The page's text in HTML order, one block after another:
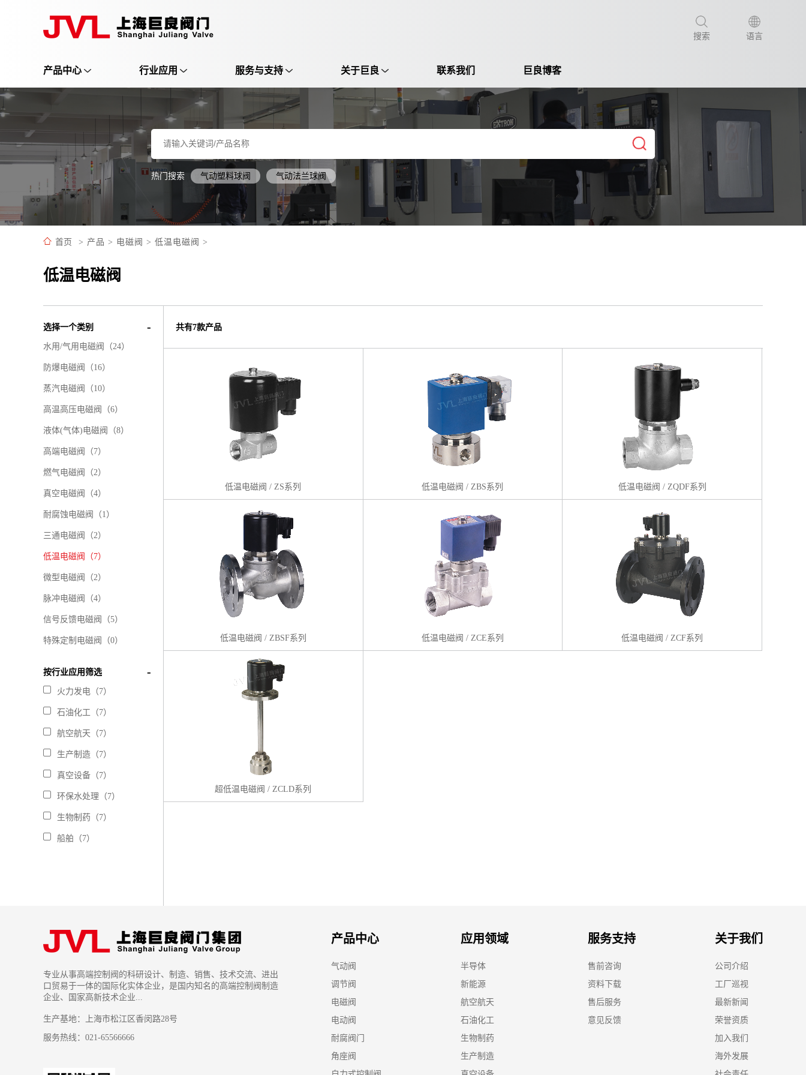
搜索 语言
产品中心 行业应用 服务与支持 关于巨良 联系我们 巨良博客
选择语言:
中文 / Chinese
热门搜索 气动塑料球阀 气动法兰球阀
首页 > 产品 > 电磁阀 > 低温电磁阀 >
低温电磁阀
选择一个类别
水用/气用电磁阀（24）
防爆电磁阀（16）
蒸汽电磁阀（10）
高温高压电磁阀（6）
液体(气体)电磁阀（8）
高端电磁阀（7）
燃气电磁阀（2）
真空电磁阀（4）
耐腐蚀电磁阀（1）
三通电磁阀（2）
低温电磁阀（7）
微型电磁阀（2）
脉冲电磁阀（4）
信号反馈电磁阀（5）
特殊定制电磁阀（0）
按行业应用筛选
火力发电（7）
石油化工（7）
航空航天（7）
生产制造（7）
真空设备（7）
环保水处理（7）
生物制药（7）
船舶（7）
共有7款产品
低温电磁阀 / ZS系列 低温电磁阀 / ZBS系列 低温电磁阀 / ZQDF系列
低温电磁阀 / ZBSF系列 低温电磁阀 / ZCE系列 低温电磁阀 / ZCF系列
超低温电磁阀 / ZCLD系列
专业从事高端控制阀的科研设计、制造、销售、技术交流、进出
口贸易于一体的国际化实体企业，是国内知名的高端控制阀制造
企业、国家高新技术企业...
生产基地：上海市松江区香闵路28号
服务热线：021-65566666
产品中心
气动阀
调节阀
电磁阀
电动阀
耐腐阀门
角座阀
应用领域
半导体
新能源
航空航天
石油化工
生物制药
生产制造
服务支持
售前咨询
资料下载
售后服务
意见反馈
关于我们
公司介绍
工厂巡视
最新新闻
荣誉资质
加入我们
海外发展